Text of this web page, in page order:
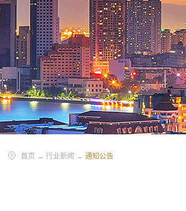
首页 → 行业新闻 → 通知公告